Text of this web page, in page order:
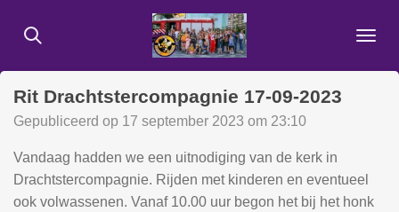
direct
hoofdinhoud
Rit Drachtstercompagnie 17-09-2023
Gepubliceerd op 17 september 2023 om 23:10
Vandaag hadden we een uitnodiging van de kerk in
Drachtstercompagnie. Rijden met kinderen en eventueel
ook volwassenen. Vanaf 10.00 uur begon het bij het honk